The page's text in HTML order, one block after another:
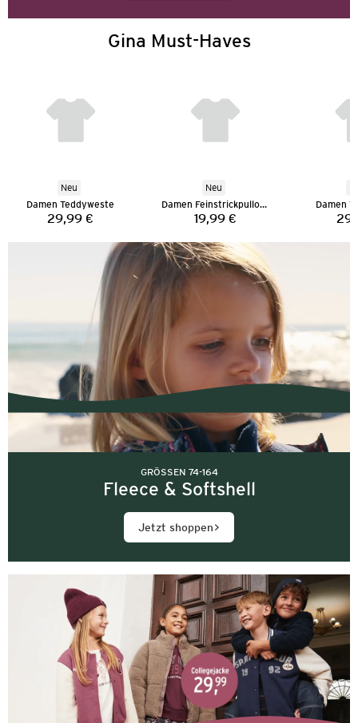
Gina Must-Haves
Neu
Damen Teddyweste
Preis:
29,99 €
Neu
Damen Feinstrickpullover
Preis:
19,99 €
Damen
GRÖSSEN 74-164
Fleece & Softshell
Jetzt shoppen